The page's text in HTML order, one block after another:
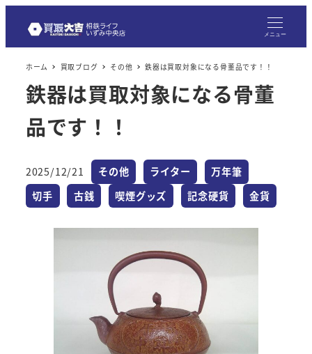
メニュー
ホーム 買取ブログ その他 鉄器は買取対象になる骨董品です！！
鉄器は買取対象になる骨董
品です！！
投稿日
2025/12/21 カテゴリー
その他 カテゴリー
ライター カテゴリー
万年筆
カテゴリー
切手 カテゴリー
古銭 カテゴリー
喫煙グッズ カテゴリー
記念硬貨 カテゴリー
金貨